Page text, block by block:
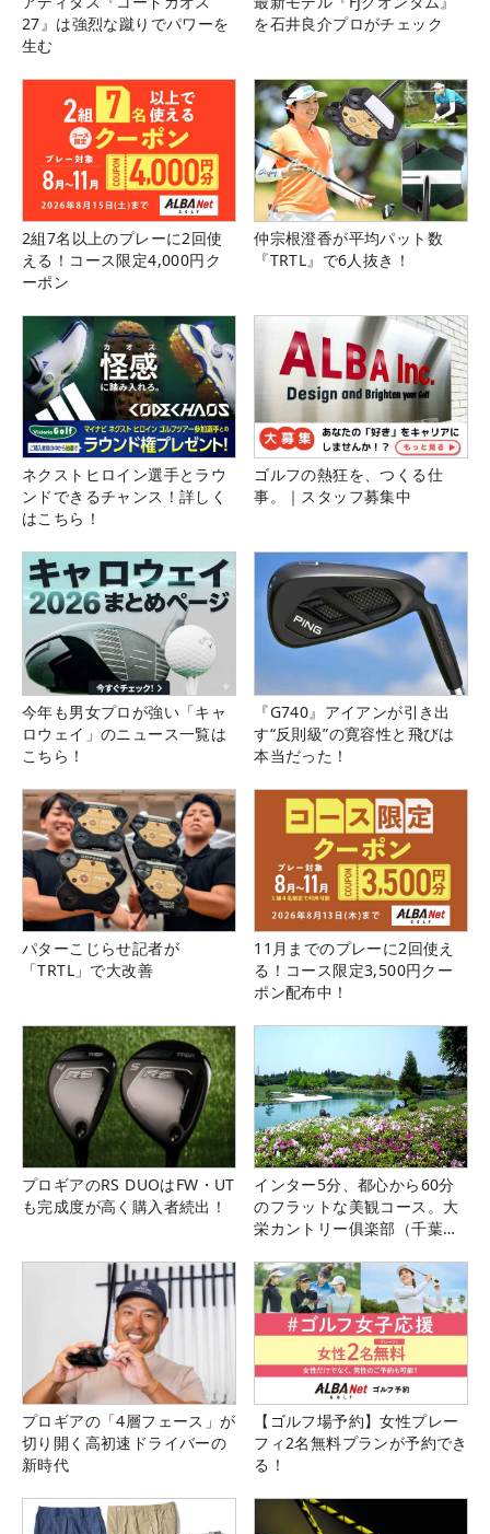
27』は強烈な蹴りでパワーを
生む
を石井良介プロがチェック
2組7名以上のプレーに2回使
える！コース限定4,000円ク
ーポン
仲宗根澄香が平均パット数
『TRTL』で6人抜き！
ネクストヒロイン選手とラウ
ンドできるチャンス！詳しく
はこちら！
ゴルフの熱狂を、つくる仕
事。｜スタッフ募集中
今年も男女プロが強い「キャ
ロウェイ」のニュース一覧は
こちら！
『G740』アイアンが引き出
す“反則級”の寛容性と飛びは
本当だった！
パターこじらせ記者が
「TRTL」で大改善
11月までのプレーに2回使え
る！コース限定3,500円クー
ポン配布中！
プロギアのRS DUOはFW・UT
も完成度が高く購入者続出！
インター5分、都心から60分
のフラットな美観コース。大
栄カントリー俱楽部（千葉
プロギアの「4層フェース」が
切り開く高初速ドライバーの
新時代
【ゴルフ場予約】女性プレー
フィ2名無料プランが予約でき
る！